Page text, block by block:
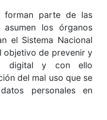
forman parte de las
asumen los órganos
el Sistema Nacional
objetivo de prevenir y
digital y con ello
del mal uso que se
personales en